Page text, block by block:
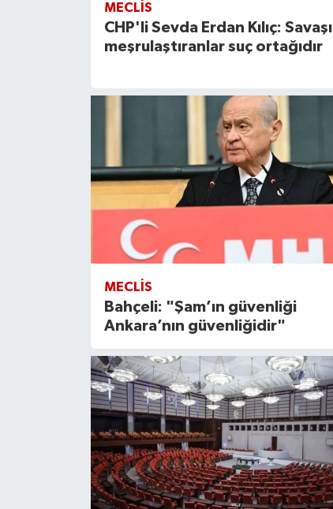
MECLIS
CHP'li Sevda Erdan Kılıç: Savaşı
meşrulaştıranlar suç ortağıdır
MECLIS
Bahçeli: "Şam’ın güvenliği
Ankara’nın güvenliğidir"